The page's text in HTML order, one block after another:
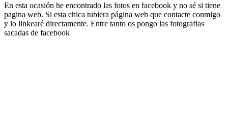
En esta ocasión he encontrado las fotos en facebook y no sé si tiene
pagina web. Si esta chica tubiera página web que contacte conmigo
y lo linkearé directamente. Entre tanto os pongo las fotografias
sacadas de facebook